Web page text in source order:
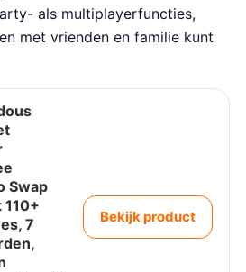
als multiplayerfuncties,
met vrienden en familie kunt
Swap
110+
7
Bekijk product